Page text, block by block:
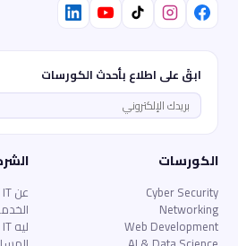
ابقَ على اطلاع بأحدث الكورسات
الكورسات
Cyber Security
Networking
Web Development
عن STY IT
ليه STY IT؟